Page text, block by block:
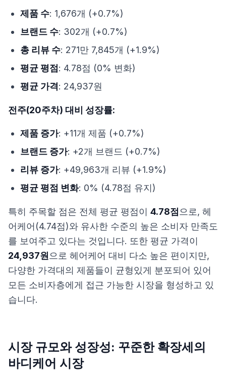
제품 수: 1,676개 (+0.7%)
브랜드 수: 302개 (+0.7%)
총 리뷰 수: 271만 7,845개 (+1.9%)
평균 평점 : 4.78점 (0% 변화)
평균 가격: 24,937원
전주(20주차) 대비 성장률:
제품 증가: +11개 제품 (+0.7%)
브랜드 증가: +2개 브랜드 (+0.7%)
리뷰 증가: +49,963개 리뷰 (+1.9%)
평균 평점 변화: 0% (4.78점 유지)
특히 주목할 점은 전체 평균 평점이 4.78점 으로, 헤
어케어(4.74점)와 유사한 수준의 높은 소비자 만족도
를 보여주고 있다는 것입니다. 또한 평균 가격이
24,937원 으로 헤어케어 대비 다소 높은 편이지만,
다양한 가격대의 제품들이 균형있게 분포되어 있어
모든 소비자층에게 접근 가능한 시장을 형성하고 있
습니다.
시장 규모와 성장성: 꾸준한 확장세의
바디케어 시장